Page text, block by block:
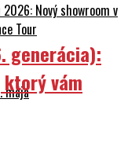
Nový showroom v
Tour
mája
generácia):
ktorý vám